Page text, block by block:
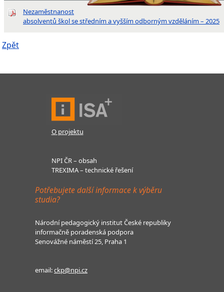
Nezaměstnanost
absolventů škol se středním a vyšším odborným vzděláním – 2025
Zpět
O projektu
NPI ČR – obsah
TREXIMA – technické řešení
Potřebujete další informace k výběru
studia?
Národní pedagogický institut České republiky
informačně poradenská podpora
Senovážné náměstí 25, Praha 1
email:ckp@npi.cz